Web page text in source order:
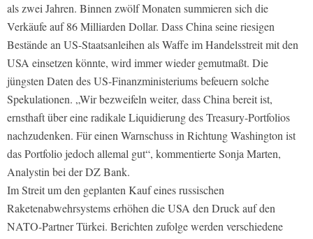
als zwei Jahren. Binnen zwölf Monaten summieren sich die
Verkäufe auf 86 Milliarden Dollar. Dass China seine riesigen
Bestände an US-Staatsanleihen als Waffe im Handelsstreit mit den
USA einsetzen könnte, wird immer wieder gemutmaßt. Die
jüngsten Daten des US-Finanzministeriums befeuern solche
Spekulationen. „Wir bezweifeln weiter, dass China bereit ist,
ernsthaft über eine radikale Liquidierung des Treasury-Portfolios
nachzudenken. Für einen Warnschuss in Richtung Washington ist
das Portfolio jedoch allemal gut“, kommentierte Sonja Marten,
Analystin bei der DZ Bank.
Im Streit um den geplanten Kauf eines russischen
Raketenabwehrsystems erhöhen die USA den Druck auf den
NATO-Partner Türkei. Berichten zufolge werden verschiedene